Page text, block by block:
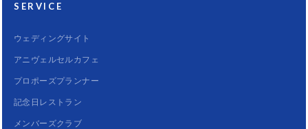
SERVICE
ウェディングサイト
アニヴェルセルカフェ
プロポーズプランナー
記念日レストラン
メンバーズクラブ